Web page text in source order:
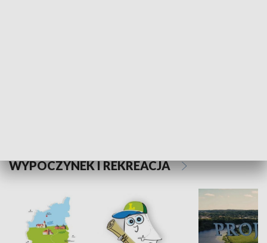
WYPOCZYNEK I REKREACJA